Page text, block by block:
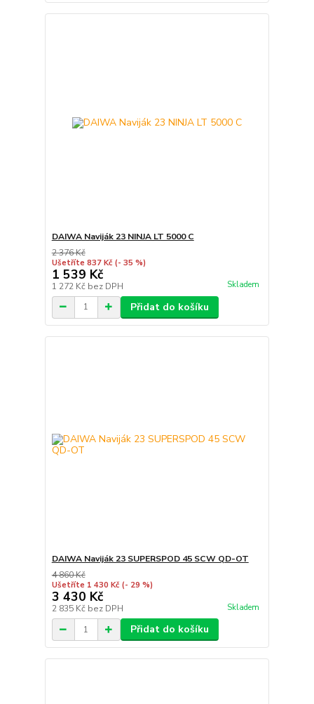
DAIWA Naviják 23 NINJA LT 5000 C
2 376 Kč
Ušetříte 837 Kč (- 35 %)
1 539 Kč
1 272 Kč bez DPH Skladem
Přidat do košíku
DAIWA Naviják 23 SUPERSPOD 45 SCW QD-OT
4 860 Kč
Ušetříte 1 430 Kč (- 29 %)
3 430 Kč
2 835 Kč bez DPH Skladem
Přidat do košíku